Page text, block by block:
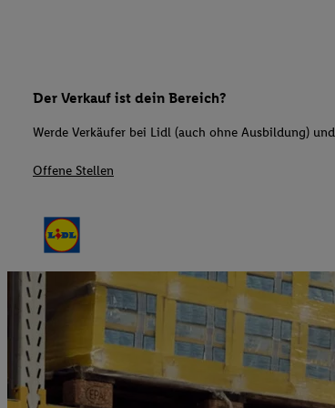
Der Verkauf ist dein Bereich?
Werde Verkäufer bei Lidl (auch ohne Ausbildung)
Offene Stellen